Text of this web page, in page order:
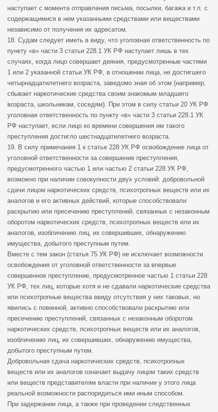
наступает с момента отправления письма, посылки, багажа и т.п. с
содержащимися в нем указанными средствами или веществами
независимо от получения их адресатом.
18. Судам следует иметь в виду, что уголовная ответственность по
пункту «в» части 3 статьи 228.1 УК РФ наступает лишь в тех
случаях, когда лицо совершает деяния, предусмотренные частями
1 или 2 указанной статьи УК РФ, в отношении лица, не достигшего
четырнадцатилетнего возраста, заведомо зная об этом (например,
сбывает наркотические средства своим знакомым младшего
возраста, школьникам, соседям). При этом в силу статьи 20 УК РФ
уголовная ответственность по пункту «в» части 3 статьи 228.1 УК
РФ наступает, если лицо ко времени совершения им такого
преступления достигло шестнадцатилетнего возраста.
19. В силу примечания 1 к статье 228 УК РФ освобождение лица от
уголовной ответственности за совершение преступления,
предусмотренного частью 1 или частью 2 статьи 228 УК РФ,
возможно при наличии совокупности двух условий: добровольной
сдачи лицом наркотических средств, психотропных веществ или их
аналогов и его активных действий, которые способствовали
раскрытию или пресечению преступлений, связанных с незаконным
оборотом наркотических средств, психотропных веществ или их
аналогов, изобличению лиц, их совершивших, обнаружению
имущества, добытого преступным путем.
Вместе с тем закон (статья 75 УК РФ) не исключает возможности
освобождения от уголовной ответственности за впервые
совершенное преступление, предусмотренное частью 1 статьи 228
УК РФ, тех лиц, которые хотя и не сдавали наркотические средства
или психотропные вещества ввиду отсутствия у них таковых, но
явились с повинной, активно способствовали раскрытию или
пресечению преступлений, связанных с незаконным оборотом
наркотических средств, психотропных веществ или их аналогов,
изобличению лиц, их совершивших, обнаружению имущества,
добытого преступным путем.
Добровольная сдача наркотических средств, психотропных
веществ или их аналогов означает выдачу лицом таких средств
или веществ представителям власти при наличии у этого лица
реальной возможности распорядиться ими иным способом.
При задержании лица, а также при проведении следственных